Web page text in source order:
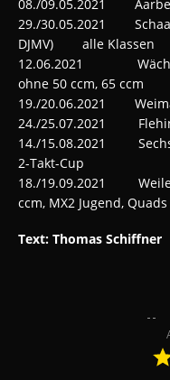
08./09.05.2021
29./30.05.2021
DJMV) alle Klassen
12.06.2021
ohne 50 ccm, 65 ccm
19./20.06.2021
24./25.07.2021
14./15.08.2021
2-Takt-Cup
18./19.09.2021
ccm, MX2 Jugend, Quads
Text: Thomas Schiffner